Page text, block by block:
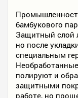
бамбукового
Защитный слой
но после
специальным
полируют и
защитными
работе, но